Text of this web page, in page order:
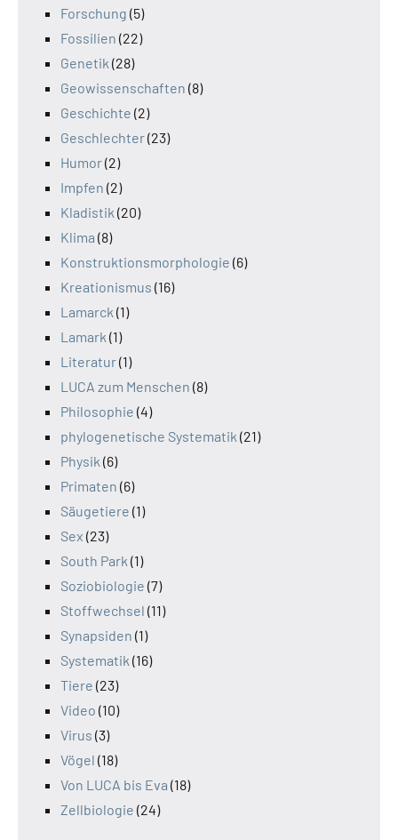
Forschung (5)
Fossilien (22)
Genetik (28)
Geowissenschaften (8)
Geschichte (2)
Geschlechter(23)
Humor(2)
Impfen (2)
Kladistik (20)
Klima (8)
Konstruktionsmorphologie (6)
Kreationismus (16)
Lamarck (1)
Lamark (1)
Literatur(1)
LUCA zum Menschen (8)
Philosophie (4)
phylogenetische Systematik (21)
Physik (6)
Primaten (6)
Säugetiere (1)
Sex (23)
South Park (1)
Soziobiologie (7)
Stoffwechsel (11)
Synapsiden (1)
Systematik (16)
Tiere (23)
Video (10)
Virus (3)
Vögel (18)
Von LUCA bis Eva (18)
Zellbiologie (24)